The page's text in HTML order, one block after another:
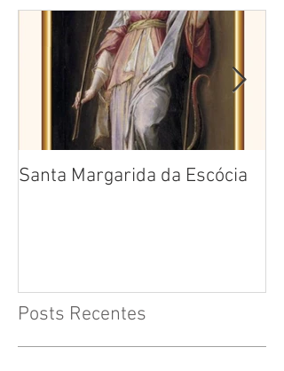
Santa Margarida da Escócia
Posts Recentes